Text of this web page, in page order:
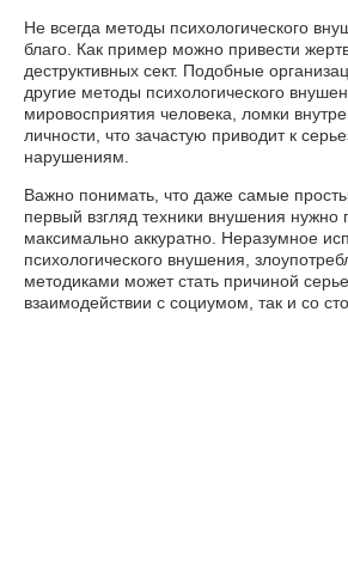
Не всегда методы психологического
благо. Как пример можно привести
деструктивных сект. Подобные
другие методы психологического
мировосприятия человека, ломки
личности, что зачастую приводит к
нарушениям.
Важно понимать, что даже самые
первый взгляд техники внушения нужно
максимально аккуратно. Неразумное
психологического внушения,
методиками может стать причиной
взаимодействии с социумом, так и со